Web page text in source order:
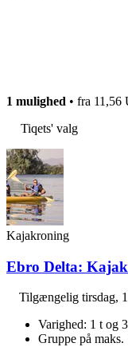
1 mulighed • fra 11,56
Tiqets' valg
Kajakroning
Ebro Delta:
Tilgængelig tirsdag,
Varighed: 1 t og
Gruppe på maks.